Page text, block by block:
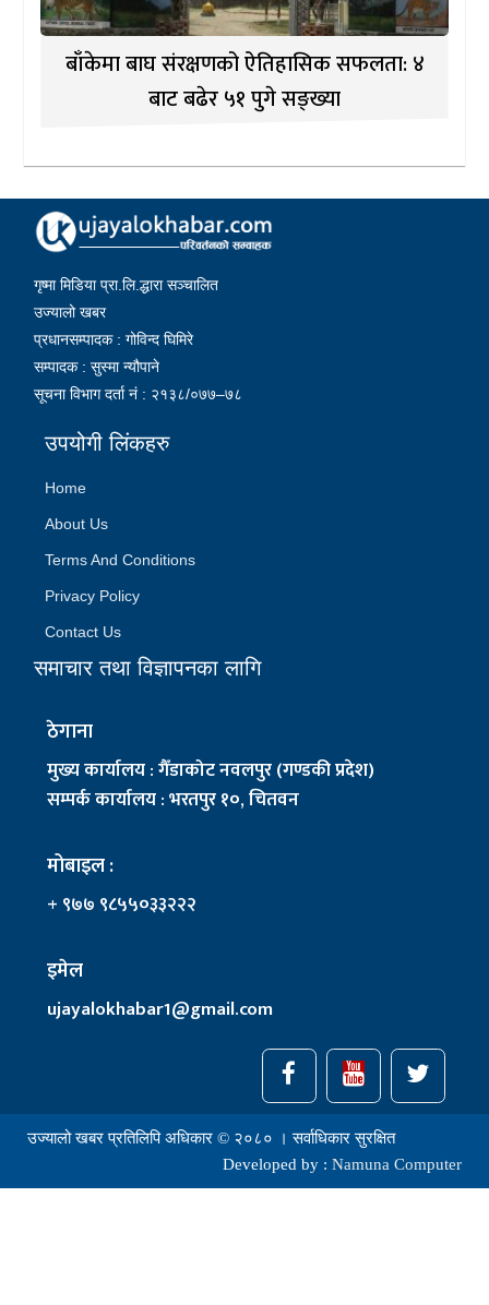
बाँकेमा बाघ संरक्षणको ऐतिहासिक सफलता: ४
बाट बढेर ५१ पुगे सङ्ख्या
गृष्मा मिडिया प्रा.लि.द्धारा सञ्चालित
उज्यालो खबर
प्रधानसम्पादक : गोविन्द घिमिरे
सम्पादक : सुस्मा न्यौपाने
सूचना विभाग दर्ता नं : २१३८/०७७–७८
उपयोगी लिंकहरु
Home
About Us
Terms And Conditions
Privacy Policy
Contact Us
समाचार तथा विज्ञापनका लागि
ठेगाना
मुख्य कार्यालय : गैँडाकोट नवलपुर (गण्डकी प्रदेश)
सम्पर्क कार्यालय : भरतपुर १०, चितवन
मोबाइल :
+ ९७७ ९८५५०३३२२२
इमेल
ujayalokhabar1@gmail.com
उज्यालो खबर प्रतिलिपि अधिकार © २०८० । सर्वाधिकार सुरक्षित
Developed by : Namuna Computer